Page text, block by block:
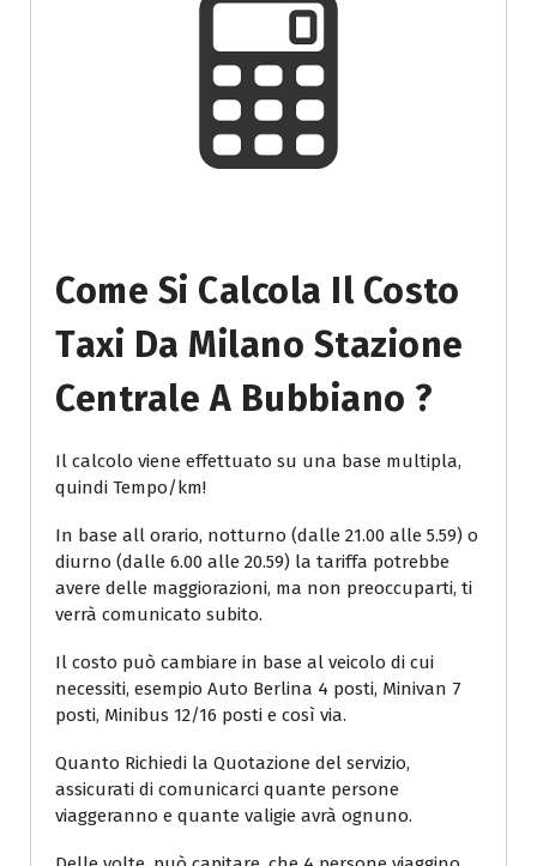
Come Si Calcola Il Costo
Taxi Da Milano Stazione
Centrale A Bubbiano ?
Il calcolo viene effettuato su una base multipla,
quindi Tempo/km!
In base all orario, notturno (dalle 21.00 alle 5.59) o
diurno (dalle 6.00 alle 20.59) la tariffa potrebbe
avere delle maggiorazioni, ma non preoccuparti, ti
verrà comunicato subito.
Il costo può cambiare in base al veicolo di cui
necessiti, esempio Auto Berlina 4 posti, Minivan 7
posti, Minibus 12/16 posti e così via.
Quanto Richiedi la Quotazione del servizio,
assicurati di comunicarci quante persone
viaggeranno e quante valigie avrà ognuno.